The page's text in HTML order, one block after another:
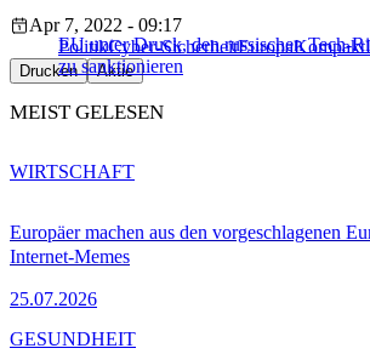
EU unter Druck, den russischen Tech-
zu sanktionieren
Apr 7, 2022 - 09:17
PolitikCyber-SicherheitEuropaKompakt
Drucken Aktie
MEIST GELESEN
Europäer machen aus den vorgeschlagenen
Internet-Memes
25.07.2026
WIRTSCHAFT
GESUNDHEIT